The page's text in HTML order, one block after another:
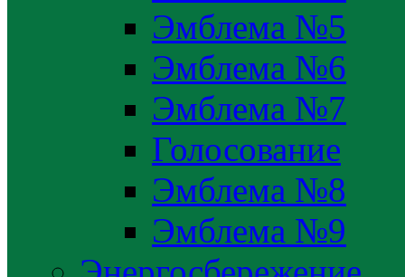
Эмблема №5
Эмблема №6
Эмблема №7
Голосование
Эмблема №8
Эмблема №9